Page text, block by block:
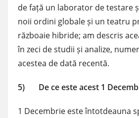
de față un laborator de testare
noii ordini globale și un teatru
războaie hibride; am descris
în zeci de studii și analize,
acestea de dată recentă.
5) De ce este acest 1
1 Decembrie este întotdeauna